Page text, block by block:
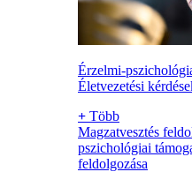
Érzelmi-
Életvezetési
+ Több
Magzatvesztés
pszichológiai
feldolgozása